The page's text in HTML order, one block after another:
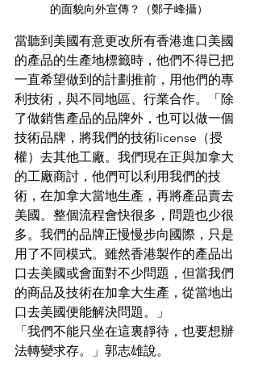
的面貌向外宣傳？（鄭子峰攝）
當聽到美國有意更改所有香港進口美國
的產品的生產地標籤時，他們不得已把
一直希望做到的計劃推前，用他們的專
利技術，與不同地區、行業合作。「除
了做銷售產品的品牌外，也可以做一個
技術品牌，將我們的技術license（授
權）去其他工廠。我們現在正與加拿大
的工廠商討，他們可以利用我們的技
術，在加拿大當地生產，再將產品賣去
美國。整個流程會快很多，問題也少很
多。我們的品牌正慢慢步向國際，只是
用了不同模式。雖然香港製作的產品出
口去美國或會面對不少問題，但當我們
的商品及技術在加拿大生產，從當地出
口去美國便能解決問題。」
「我們不能只坐在這裏靜待，也要想辦
法轉變求存。」郭志雄說。